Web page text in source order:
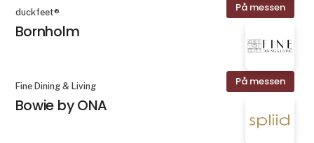
På messen
duckfeet®
Bornholm
På messen
Fine Dining & Living
Bowie by ONA